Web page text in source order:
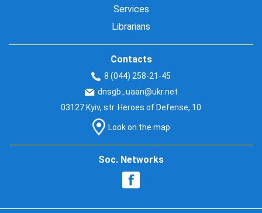
Services
Librarians
Contacts
8 (044) 258-21-45
dnsgb_uaan@ukr.net
03127 Kyiv, str. Heroes of Defense, 10
Look on the map
Soc. Networks